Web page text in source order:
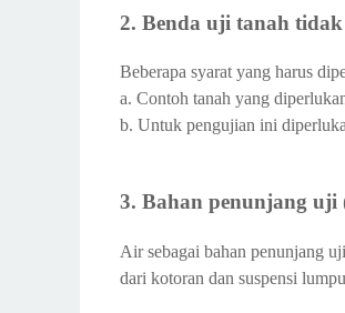
2. Benda uji tanah
Beberapa syarat yang harus
a. Contoh tanah yang
b. Untuk pengujian ini
3. Bahan penunjang uji
Air sebagai bahan penunjang
dari kotoran dan suspensi